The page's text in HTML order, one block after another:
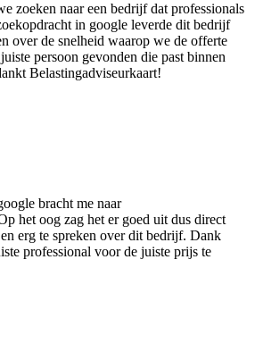
zoeken naar een bedrijf dat professionals
in google leverde dit bedrijf
over de snelheid waarop we de offerte
persoon gevonden die past binnen
Belastingadviseurkaart!
bracht me naar
het oog zag het er goed uit dus direct
erg te spreken over dit bedrijf. Dank
professional voor de juiste prijs te